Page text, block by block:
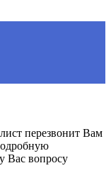
перезвонит Вам
Вас вопросу